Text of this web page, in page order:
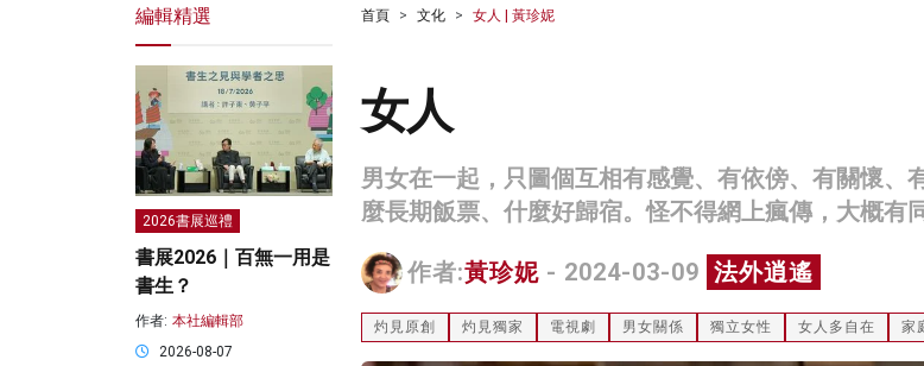
首頁 文化 女人 | 黃珍妮
女人
男女在一起，只圖個互相有感覺、有依傍、有關懷
麼長期飯票、什麼好歸宿。怪不得網上瘋傳，大概有
作者:黃珍妮 - 2024-03-09 法外逍遙
灼見原創 灼見獨家 電視劇 男女關係 獨立女性 女人多自在 家
編輯精選
2026書展巡禮
書展2026｜百無一用是
書生？
作者: 本社編輯部
2026-08-07